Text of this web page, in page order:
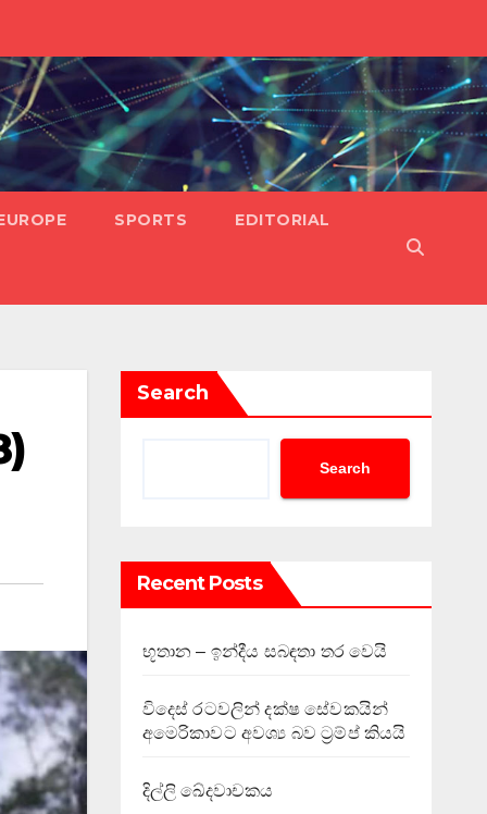
SPORTS EDITORIAL
Search
Search
Recent Posts
භූතාන – ඉන්දීය සබඳතා තර වෙයි
විදෙස් රටවලින් දක්ෂ සේවකයින්
අමෙරිකාවට අවශ්‍ය බව ට්‍රම්ප් කියයි
දිල්ලි ඛේදවාචකය